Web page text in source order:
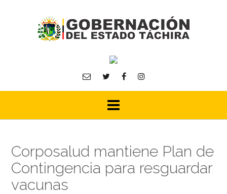
Corposalud mantiene Plan de
Contingencia para resguardar
vacunas